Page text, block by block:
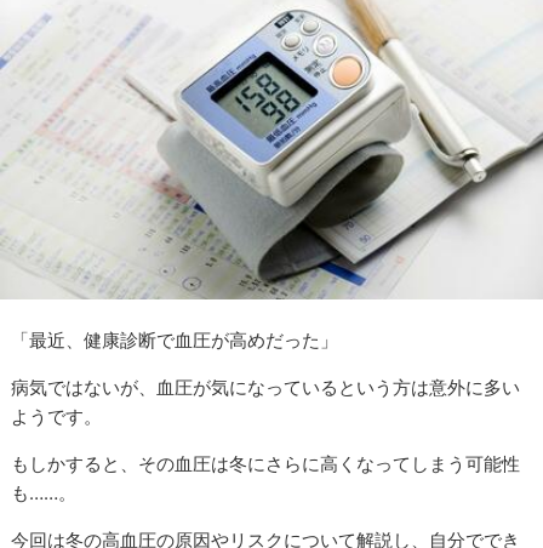
「最近、健康診断で血圧が高めだった」
病気ではないが、血圧が気になっているという方は意外に多い
ようです。
もしかすると、その血圧は冬にさらに高くなってしまう可能性
も……。
今回は冬の高血圧の原因やリスクについて解説し、自分ででき